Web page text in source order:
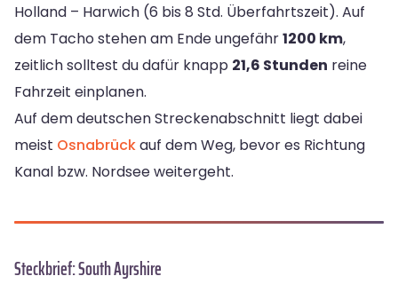
Holland – Harwich (6 bis 8 Std. Überfahrtszeit). Auf
dem Tacho stehen am Ende ungefähr1200 km,
zeitlich solltest du dafür knapp 21,6 Stunden reine
Fahrzeit einplanen.
Auf dem deutschen Streckenabschnitt liegt dabei
meist Osnabrückauf dem Weg, bevor es Richtung
Kanal bzw. Nordsee weitergeht.
Steckbrief: South Ayrshire